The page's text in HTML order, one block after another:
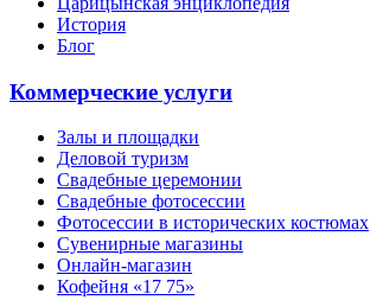
История
Блог
Коммерческие услуги
Залы и площадки
Деловой туризм
Свадебные церемонии
Свадебные фотосессии
Фотосессии в исторических костюмах
Сувенирные магазины
Онлайн-магазин
Кофейня «17 75»